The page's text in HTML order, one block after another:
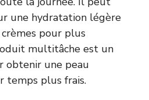
une hydratation légère
pour plus
multitâche est un
obtenir une peau
temps plus frais.